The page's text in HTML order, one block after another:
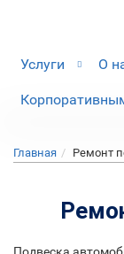
Услуги О
Главная Ремонт
Подвеска